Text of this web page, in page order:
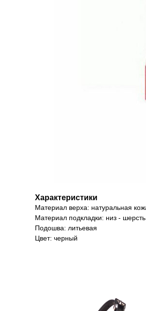
Характеристики
Материал верха: натуральная
Материал подкладки: низ -
Подошва: литьевая
Цвет: черный